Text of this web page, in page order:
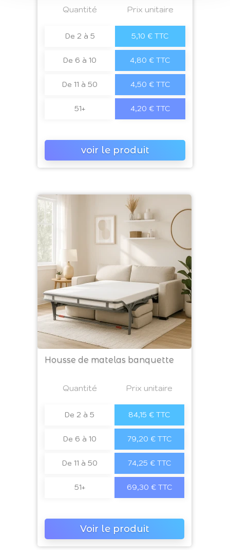
Quantité Prix unitaire
De 2 à 5 5,10 € TTC
De 6 à 10 4,80 € TTC
De 11 à 50 4,50 € TTC
51+ 4,20 € TTC
voir le produit
Housse de matelas banquette
Quantité Prix unitaire
De 2 à 5 84,15 € TTC
De 6 à 10 79,20 € TTC
De 11 à 50 74,25 € TTC
51+ 69,30 € TTC
Voir le produit